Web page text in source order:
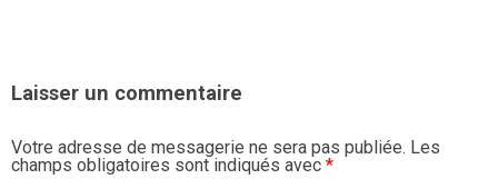
Laisser un commentaire
Votre adresse de messagerie ne sera pas publiée. Les
champs obligatoires sont indiqués avec *